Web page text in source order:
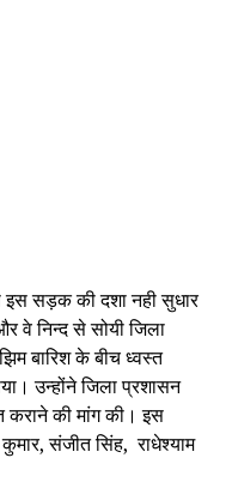
सड़क की दशा नही सुधार
वे निन्द से सोयी जिला
बारिश के बीच ध्वस्त
उन्होंने जिला प्रशासन
की मांग की। इस
कुमार, संजीत सिंह, राधेश्याम